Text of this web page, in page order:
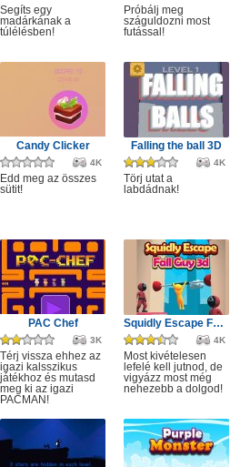
Segíts egy
madárkának a
túlélésben!
Próbálj meg
száguldozni most
futással!
Candy Clicker
4K
Edd meg az összes
sütit!
Falling the ball 3D
4K
Törj utat a
labdádnak!
PAC Chef
3K
Térj vissza ehhez az
igazi kalsszikus
játékhoz és mutasd
meg ki az igazi
PACMAN!
Squidly Escape Fall Guy 3D
4K
Most kivételesen
lefelé kell jutnod, de
vigyázz most még
nehezebb a dolgod!